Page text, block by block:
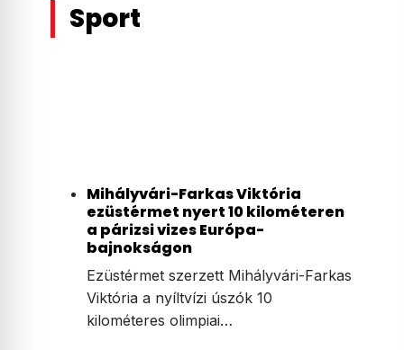
Sport
Mihályvári-Farkas Viktória
ezüstérmet nyert 10 kilométeren
a párizsi vizes Európa-
bajnokságon
Ezüstérmet szerzett Mihályvári-Farkas
Viktória a nyíltvízi úszók 10
kilométeres olimpiai…